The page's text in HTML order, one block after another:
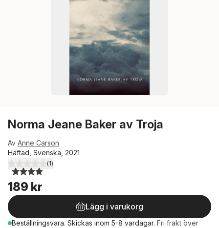
Norma Jeane Baker av Troja
Av Anne Carson
Häftad, Svenska, 2021
4,0utav 5 stjärnor. Totalt antal röster:
(1)
189 kr
Lägg i varukorg
Beställningsvara. Skickas inom 5-8 vardagar. Fri frakt över